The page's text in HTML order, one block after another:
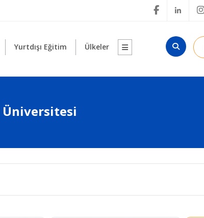
Yurtdışı Eğitim Ülkeler
Üniversitesi